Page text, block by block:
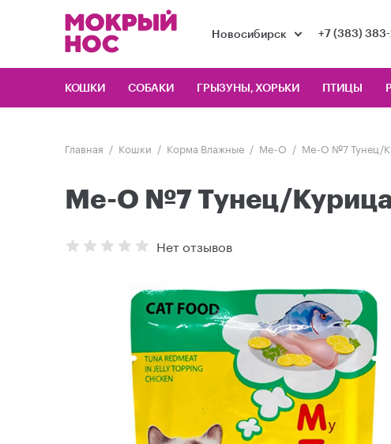
Новосибирск +7 (383) 383-
КОШКИ СОБАКИ ГРЫЗУНЫ, ХОРЬКИ ПТИЦЫ
Главная Кошки Корма Влажные Me-O Me-O №7 Тунец/
Me-O №7 Тунец/
Нет отзывов